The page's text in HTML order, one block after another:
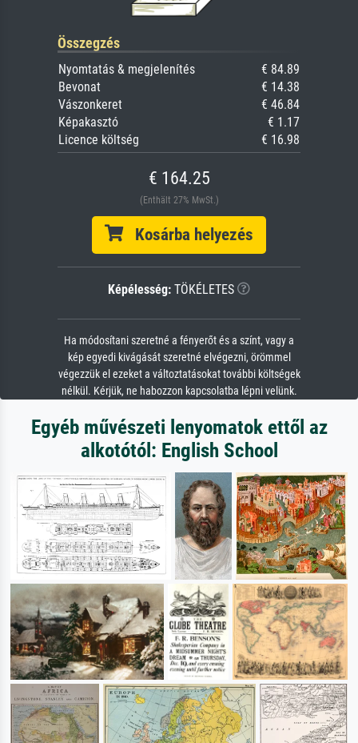
Összegzés
Nyomtatás & megjelenítés
€ 84.89
Bevonat
€ 14.38
Vászonkeret
€ 46.84
Képakasztó
€ 1.17
Licence költség
€ 16.98
€ 164.25
(Enthält 27% MwSt.)
Kosárba helyezés
Képélesség: TÖKÉLETES
Ha módosítani szeretné a fényerőt és a színt, vagy a
kép egyedi kivágását szeretné elvégezni, örömmel
végezzük el ezeket a változtatásokat további költségek
nélkül. Kérjük, ne habozzon kapcsolatba lépni velünk.
Egyéb művészeti lenyomatok ettől az
alkotótól: English School